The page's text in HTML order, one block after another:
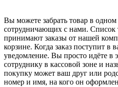
Вы можете забрать товар в одном
сотрудничающих с нами. Список
принимают заказы от нашей
корзине. Когда заказ поступит в
уведомление. Вы просто идёте в
сотруднику в кассовой зоне и
покупку может ваш друг или
номер и имя, на кого он